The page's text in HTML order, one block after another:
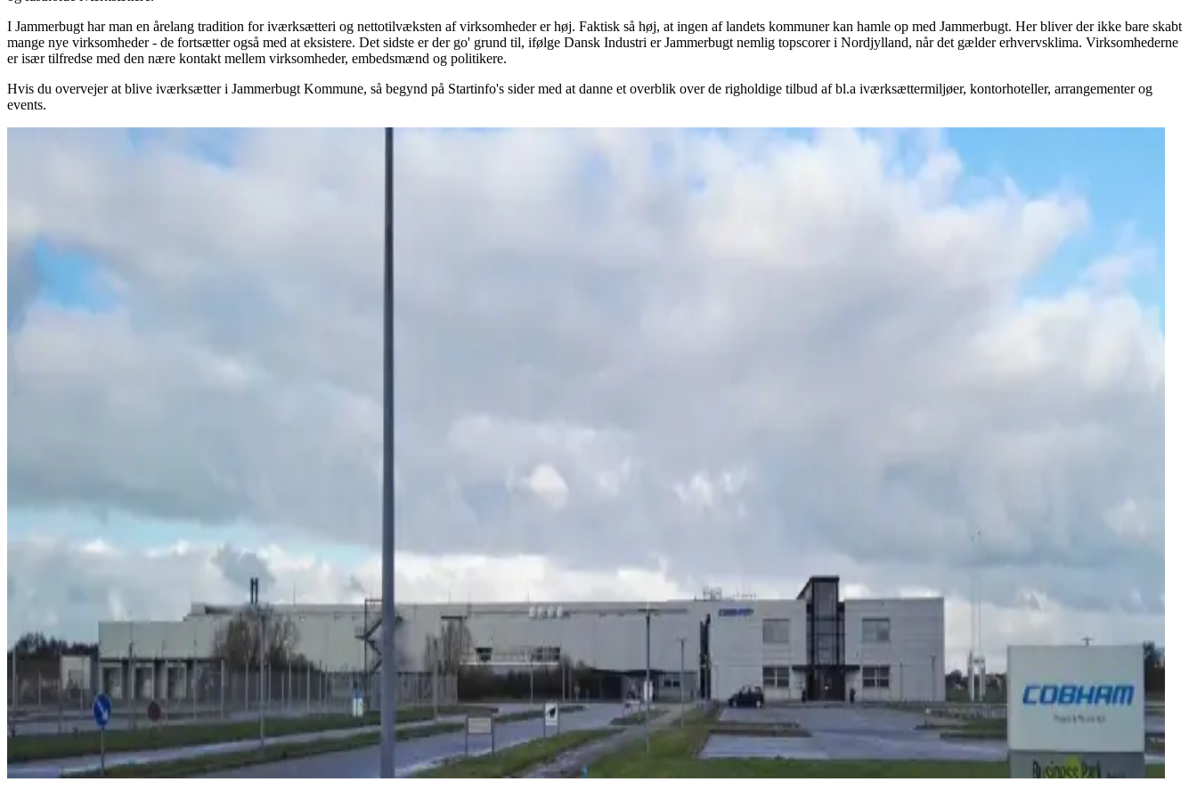
I Jammerbugt har man en årelang tradition for iværksætteri og nettotilvæksten af virksomheder er høj. Faktisk så høj, at ingen af landets kommuner kan hamle op med Jammerbugt. Her bliver der ikke bare skabt
mange nye virksomheder - de fortsætter også med at eksistere. Det sidste er der go' grund til, ifølge Dansk Industri er Jammerbugt nemlig topscorer i Nordjylland, når det gælder erhvervsklima. Virksomhederne
er især tilfredse med den nære kontakt mellem virksomheder, embedsmænd og politikere.
Hvis du overvejer at blive iværksætter i Jammerbugt Kommune, så begynd på Startinfo's sider med at danne et overblik over de righoldige tilbud af bl.a iværksættermiljøer, kontorhoteller, arrangementer og
events.